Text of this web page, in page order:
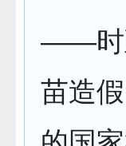
——时
苗造